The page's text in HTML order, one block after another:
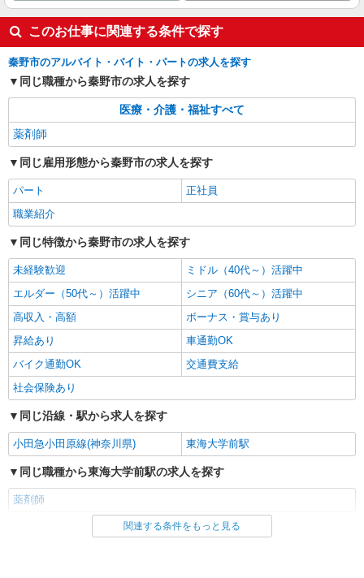
このお仕事に関連する条件で探す
秦野市のアルバイト・バイト・パートの求人を探す
同じ職種から秦野市の求人を探す
医療・介護・福祉すべて
薬剤師
同じ雇用形態から秦野市の求人を探す
パート
正社員
職業紹介
同じ特徴から秦野市の求人を探す
未経験歓迎
ミドル（40代～）活躍中
エルダー（50代～）活躍中
シニア（60代～）活躍中
高収入・高額
ボーナス・賞与あり
昇給あり
車通勤OK
バイク通勤OK
交通費支給
社会保険あり
同じ沿線・駅から求人を探す
小田急小田原線(神奈川県) 東海大学前駅
同じ職種から東海大学前駅の求人を探す
薬剤師
同じ雇用形態から東海大学前駅の求人を探す
関連する条件をもっと見る